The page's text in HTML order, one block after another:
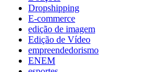
Dropshipping
E-commerce
edição de imagem
Edição de Vídeo
empreendedorismo
ENEM